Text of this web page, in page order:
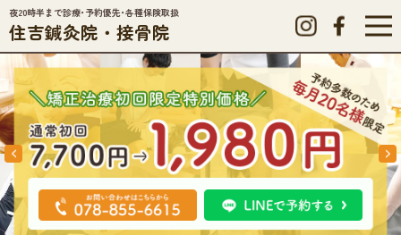
夜20時半まで診療･予約優先･各種保険取扱
住吉鍼灸院・接骨院